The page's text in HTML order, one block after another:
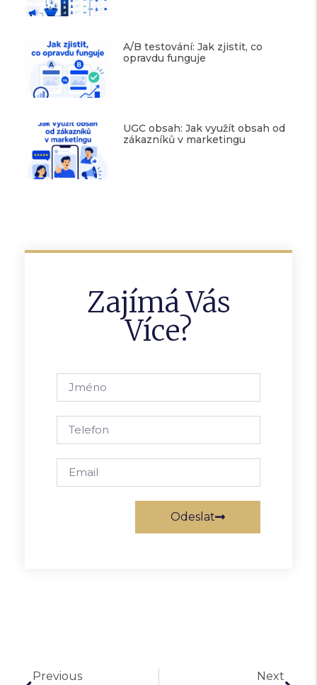
A/B testování: Jak zjistit, co
opravdu funguje
UGC obsah: Jak využít obsah od
zákazníků v marketingu
Zajímá Vás
Více?
Odeslat
Previous Next